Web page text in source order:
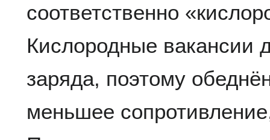
соответственно
Кислородные вакансии
заряда, поэтому
меньшее